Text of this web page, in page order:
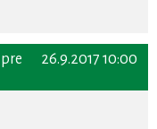
26.9.2017 10:00